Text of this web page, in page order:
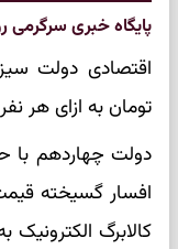
پایگاه خبری سرگرمی
اقتصادی دولت
تومان به ازای هر
افسار گسیخته
کالابرگ الکترونیک